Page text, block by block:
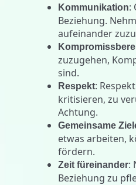
Kommunikation:
Beziehung.
aufeinander
zuzugehen,
sind.
Respekt:
kritisieren, zu
Achtung.
Gemeinsame
etwas arbeiten,
fördern.
Zeit füreinander:
Beziehung zu